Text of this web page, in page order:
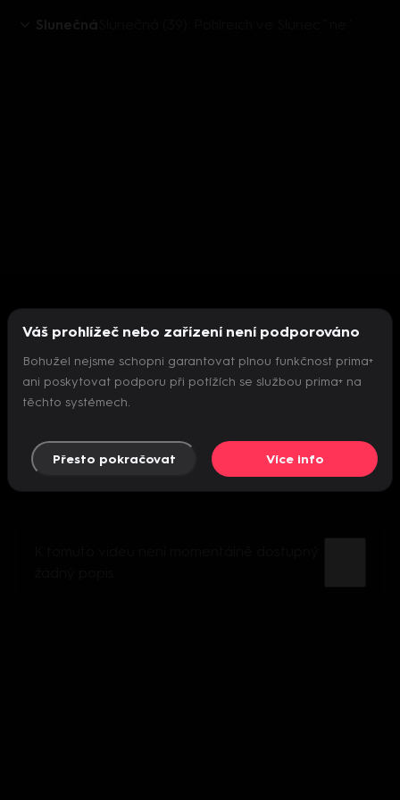
Slunečná
Nepodařilo se inicializovat přehrávač
Váš prohlížeč nebo zařízení není podporováno
Bohužel nejsme schopni garantovat plnou funkčnost prima+
ani poskytovat podporu při potížích se službou prima+ na
těchto systémech.
Přesto pokračovat Více info